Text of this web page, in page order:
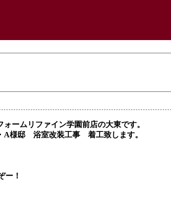
ォームリファイン学園前店の大東です。
A様邸 浴室改装工事 着工致します。
ー！